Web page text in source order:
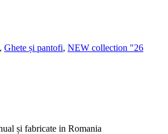
, Ghete și pantofi, NEW collection "26
și fabricate in Romania